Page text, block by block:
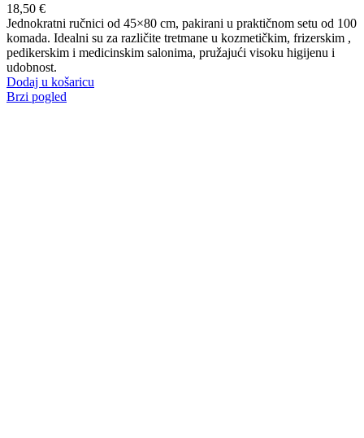
18,50 €
Jednokratni ručnici od 45×80 cm, pakirani u praktičnom setu od 100
komada. Idealni su za različite tretmane u kozmetičkim, frizerskim ,
pedikerskim i medicinskim salonima, pružajući visoku higijenu i
udobnost.
Dodaj u košaricu
Brzi pogled